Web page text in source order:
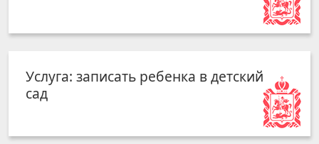
Услуга: записать ребенка в детский
сад